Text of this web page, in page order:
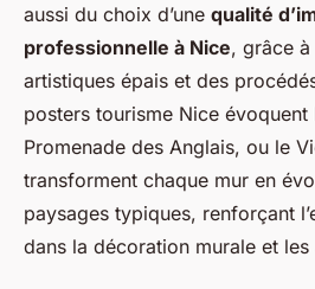
aussi du choix d’une qualité
professionnelle à Nice, grâce
artistiques épais et des
posters tourisme Nice évoquent
Promenade des Anglais, ou le
transforment chaque mur en
paysages typiques, renforçant
dans la décoration murale et